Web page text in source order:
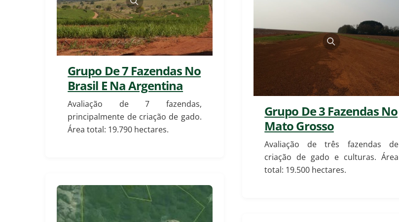
Grupo De 7 Fazendas No
Brasil E Na Argentina
Avaliação de 7 fazendas,
principalmente de criação de gado.
Área total: 19.790 hectares.
Grupo De 3 Fazendas No
Mato Grosso
Avaliação de três fazendas de
criação de gado e culturas. Área
total: 19.500 hectares.